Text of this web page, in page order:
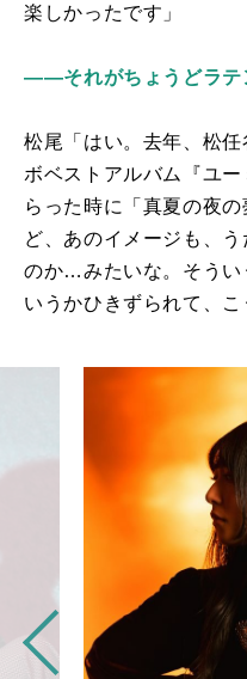
楽しかったです」
――それがちょうどラテ
松尾「はい。去年、松
ボベストアルバム『ユ
らった時に「真夏の夜
ど、あのイメージも、
のか…みたいな。そうい
いうかひきずられて、こ